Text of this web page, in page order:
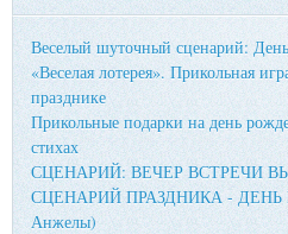
Веселый шуточный сценарий:
«Веселая лотерея». Прикольная
празднике
Прикольные подарки на день
стихах
СЦЕНАРИЙ: ВЕЧЕР ВСТРЕЧИ
СЦЕНАРИЙ ПРАЗДНИКА - ДЕНЬ
Анжелы)